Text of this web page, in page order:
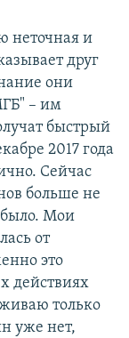
неточная и
друг
они
– им
быстрый
2017 года
Сейчас
больше не
Мои
от
это
действиях
только
уже нет,